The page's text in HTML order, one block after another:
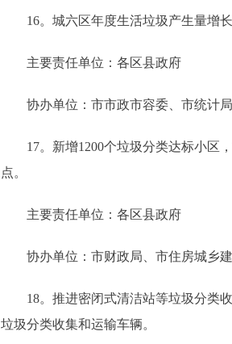
16。城六区年度生活垃圾产生量增长
主要责任单位：各区县政府
协办单位：市市政市容委、市统计
17。新增1200个垃圾分类达标小区，
点。
主要责任单位：各区县政府
协办单位：市财政局、市住房城乡建
18。推进密闭式清洁站等垃圾分类收
垃圾分类收集和运输车辆。